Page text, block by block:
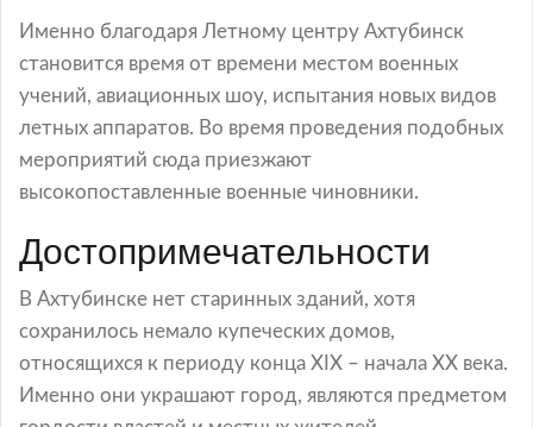
Именно благодаря Летному центру Ахтубинск
становится время от времени местом военных
учений, авиационных шоу, испытания новых видов
летных аппаратов. Во время проведения подобных
мероприятий сюда приезжают
высокопоставленные военные чиновники.
Достопримечательности
В Ахтубинске нет старинных зданий, хотя
сохранилось немало купеческих домов,
относящихся к периоду конца XIX – начала ХХ века.
Именно они украшают город, являются предметом